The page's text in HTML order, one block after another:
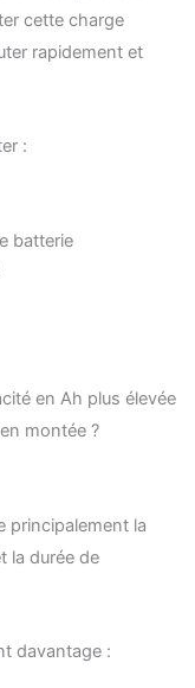
cette charge
rapidement et
:
batterie
en Ah plus élevée
montée ?
principalement la
la durée de
davantage :